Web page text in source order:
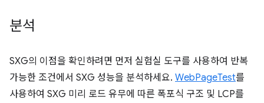
분석
SXG의 이점을 확인하려면 먼저 실험실 도구를 사용하여 반복
가능한 조건에서 SXG 성능을 분석하세요. WebPageTest를
사용하여 SXG 미리 로드 유무에 따른 폭포식 구조 및 LCP를